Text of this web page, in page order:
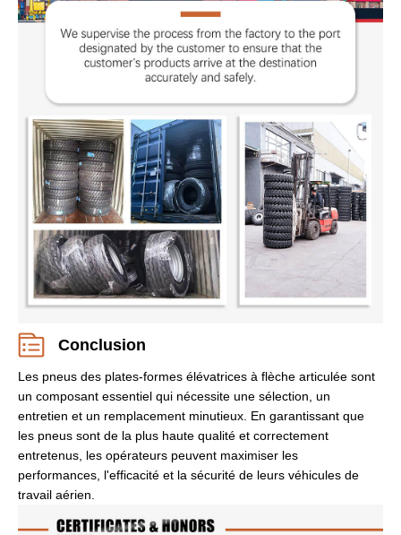
Conclusion
Les pneus des plates-formes élévatrices à flèche articulée sont
un composant essentiel qui nécessite une sélection, un
entretien et un remplacement minutieux. En garantissant que
les pneus sont de la plus haute qualité et correctement
entretenus, les opérateurs peuvent maximiser les
performances, l'efficacité et la sécurité de leurs véhicules de
travail aérien.